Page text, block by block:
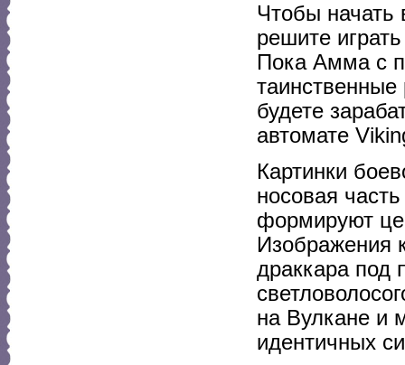
Чтобы начать
решите
Пока Амма с
будете
автомате
Картинки
носовая
формируют
Изображения
драккара под
на Вулкане и
идентичных